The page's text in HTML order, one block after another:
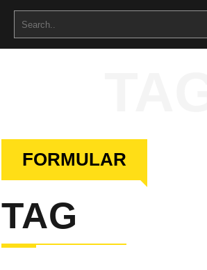
FORMULAR
TAG